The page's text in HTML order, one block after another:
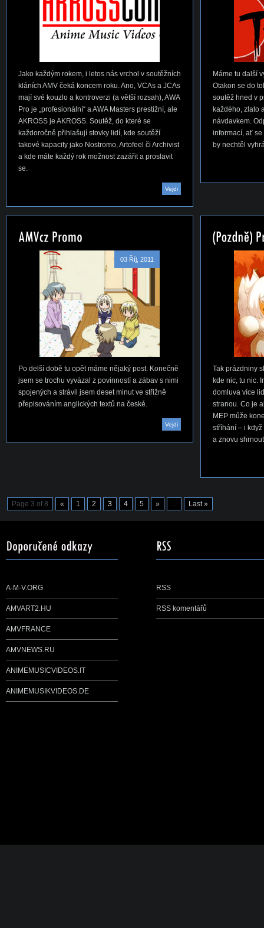
Jako každým rokem, i letos nás vrchol v soutěžních
kláních AMV čeká koncem roku. Ano, VCAs a JCAs
mají své kouzlo a kontroverzi (a větší rozsah), AWA
Pro je „profesionální“ a AWA Masters prestižní, ale
AKROSS je AKROSS. Soutěž, do které se
každoročně přihlašují stovky lidí, kde soutěží
takové kapacity jako Nostromo, Artofeel či Archivist
a kde máte každý rok možnost zazářit a proslavit
se.
Vejdi
Máme tu další
Otakon se do
soutěž hned v
každého, zlato
návdavkem.
informací, ať se
by nechtěl
03 Říj, 2011
Po delší době tu opět máme nějaký post. Konečně
jsem se trochu vyvázal z povinností a zábav s nimi
spojených a strávil jsem deset minut ve střižně
přepisováním anglických textů na české.
Vejdi
Tak prázdniny
kde nic, tu nic.
domluva více
stranou. Co je
MEP může
stříhání – i
a znovu
Page 3 of 8 « 1 2 3 4 5 » ... Last »
A-M-V.ORG
AMVART2.HU
AMVFRANCE
AMVNEWS.RU
ANIMEMUSICVIDEOS.IT
ANIMEMUSIKVIDEOS.DE
RSS
RSS komentářů